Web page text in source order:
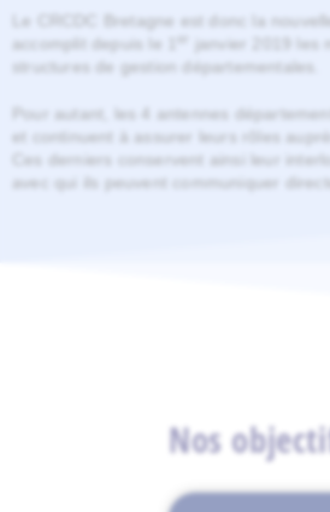
Le CRCDC Bretagne est donc la
accomplit depuis le 1
janvier 2019 les
structures de gestion départementales.
Pour autant, les 4 antennes
et continuent à assurer leurs rôles
Ces derniers conservent ainsi leur
avec qui ils peuvent communiquer
Nos